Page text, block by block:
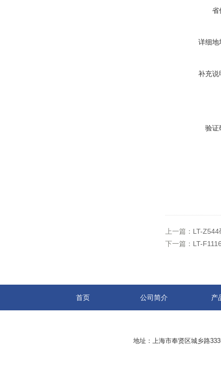
省
详细地
补充说
验证
上一篇： LT-
下一篇： LT-
首页 公司简介 产
地址：上海市奉贤区城乡路